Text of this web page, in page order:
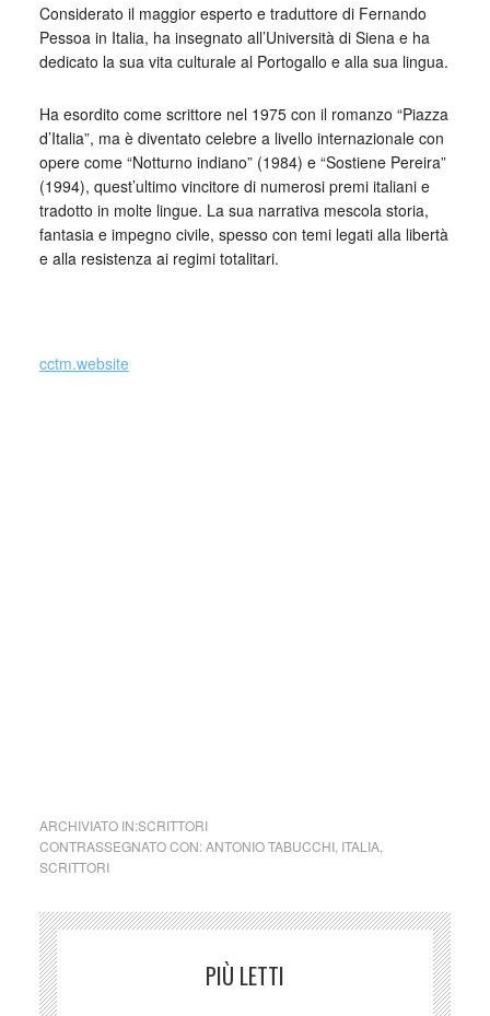
Considerato il maggior esperto e traduttore di Fernando
Pessoa in Italia, ha insegnato all’Università di Siena e ha
dedicato la sua vita culturale al Portogallo e alla sua lingua.
Ha esordito come scrittore nel 1975 con il romanzo “Piazza
d’Italia”, ma è diventato celebre a livello internazionale con
opere come “Notturno indiano” (1984) e “Sostiene Pereira”
(1994), quest’ultimo vincitore di numerosi premi italiani e
tradotto in molte lingue. La sua narrativa mescola storia,
fantasia e impegno civile, spesso con temi legati alla libertà
e alla resistenza ai regimi totalitari.
cctm.website
ARCHIVIATO IN:SCRITTORI
CONTRASSEGNATO CON:ANTONIO TABUCCHI, ITALIA,
SCRITTORI
PIÙ LETTI